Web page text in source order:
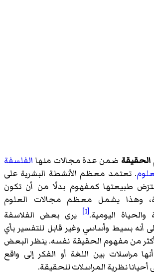
الحقيقة ضمن عدة مجالات منها الفلسفة
. تعتمد معظم الأنشطة البشرية على
طبيعتها كمفهوم بدلًا من أن تكون
وهذا يشمل معظم مجالات العلوم
والحياة اليومية.[1]
يرى بعض الفلاسفة
أنه بسيط وأساسي وغير قابل للتفسير بأي
من مفهوم الحقيقة نفسه. ينظر البعض
مراسلات بين اللغة أو الفكر إلى واقع
نظرية المراسلات للحقيقة.